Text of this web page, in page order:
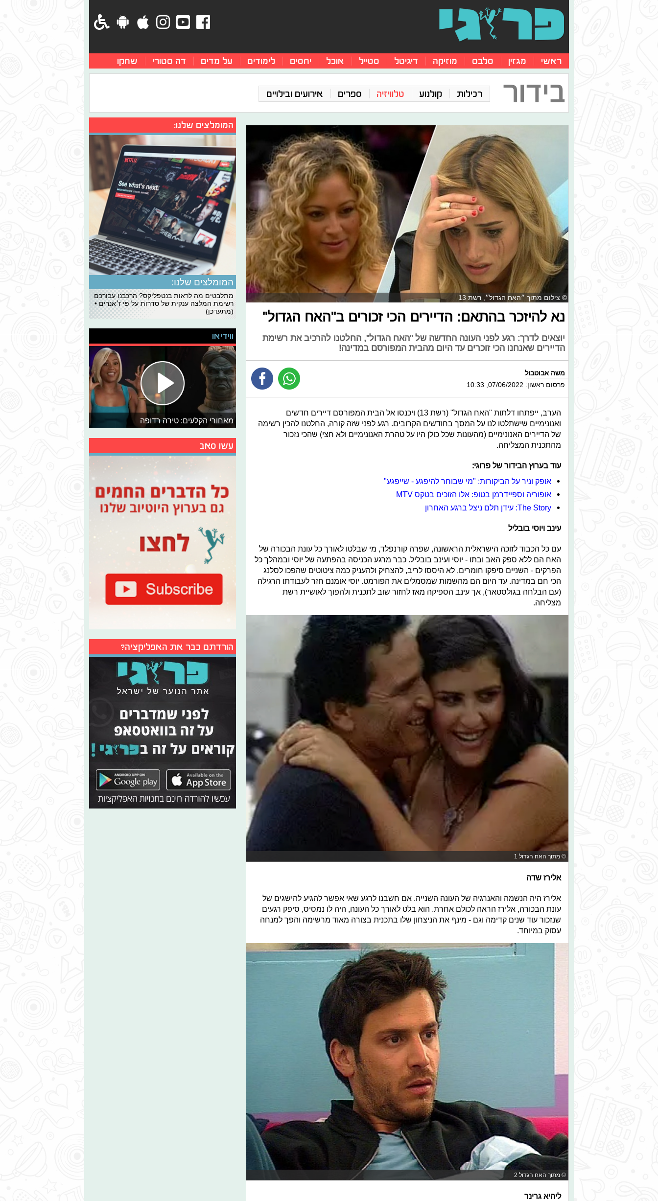
ראשי מגזין סלבס מוזיקה דיגיטל סטייל אוכל יחסים לימודים על מדים דה סטורי שחקו
בידור רכילות קולנוע טלוויזיה ספרים אירועים ובילויים
© צילום מתוך ״האח הגדול״, רשת 13
נא להיזכר בהתאם: הדיירים הכי זכורים ב"האח הגדול"
יוצאים לדרך: רגע לפני העונה החדשה של "האח הגדול", החלטנו להרכיב את רשימת
הדיירים שאנחנו הכי זוכרים עד היום מהבית המפורסם במדינה!
משה אבוטבול
פרסום ראשון: 07/06/2022, 10:33
הערב, ייפתחו דלתות "האח הגדול" (רשת 13) ויכנסו אל הבית המפורסם דיירים חדשים
ואנונימיים שישתלטו לנו על המסך בחודשים הקרובים. רגע לפני שזה קורה, החלטנו להכין רשימה
של הדיירים האנונימיים (מהעונות שכל כולן היו על טהרת האנונימיים ולא חצי) שהכי נזכור
מהתכנית המצליחה.
עוד בערוץ הבידור של פרוגי:
אופק וניר על הביקורות: "מי שבוחר להיפגע - שייפגע"
אופוריה וספיידרמן בטופ: אלו הזוכים בטקס MTV
The Story: עידן תלם ניצל ברגע האחרון
עינב ויוסי בובליל
עם כל הכבוד לזוכה הישראלית הראשונה, שפרה קורנפלד, מי שבלטו לאורך כל עונת הבכורה של
האח הם ללא ספק האב ובתו - יוסי ועינב בובליל. כבר מרגע הכניסה בהפתעה של יוסי ובמהלך כל
הפרקים - השניים סיפקו חומרים, לא היססו לריב, להצחיק ולהעניק כמה ציטוטים שהפכו לסלנג
הכי חם במדינה. עד היום הם מהשמות שמסמלים את הפורמט. יוסי אומנם חזר לעבודתו הרגילה
(עם הבלחה בגולסטאר), אך עינב הספיקה מאז לחזור שוב לתכנית ולהפוך לאושיית רשת
מצליחה.
© מתוך האח הגדול 1
אלירז שדה
אלירז היה הנשמה והאנרגיה של העונה השנייה. אם חשבנו לרגע שאי אפשר להגיע להישגים של
עונת הבכורה, אלירז הראה לכולם אחרת. הוא בלט לאורך כל העונה, היה לו נמסיס, סיפק רגעים
שנזכור עוד שנים קדימה וגם - מינף את הניצחון שלו בתכנית בצורה מאוד מרשימה והפך למנחה
עסוק במיוחד.
© מתוך האח הגדול 2
ליהיא גרינר
המומלצים שלנו:
המומלצים שלנו:
מתלבטים מה לראות בנטפליקס? הרכבנו עבורכם
רשימת המלצה ענקית של סדרות על פי ז׳אנרים •
(מתעדכן)
ווידיאו
מאחורי הקלעים: טירה רדופה
עשו סאב
הורדתם כבר את האפליקציה?